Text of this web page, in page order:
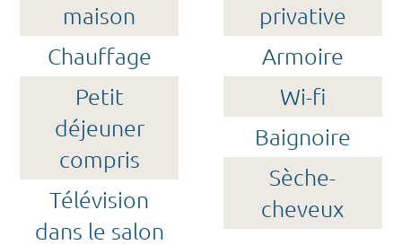
maison
Chauffage
Petit
déjeuner
compris
Télévision
dans le salon
privative
Armoire
Wi-fi
Baignoire
Sèche-
cheveux